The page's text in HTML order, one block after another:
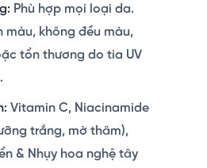
Phù hợp mọi loại da.
không đều màu,
tổn thương do tia UV
Vitamin C, Niacinamide
trắng, mờ thâm),
& Nhụy hoa nghệ tây